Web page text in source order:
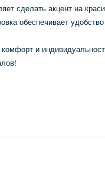
сделать акцент на
обеспечивает
и